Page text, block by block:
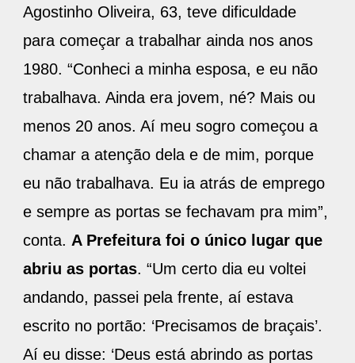
Agostinho Oliveira, 63, teve dificuldade
para começar a trabalhar ainda nos anos
1980. “Conheci a minha esposa, e eu não
trabalhava. Ainda era jovem, né? Mais ou
menos 20 anos. Aí meu sogro começou a
chamar a atenção dela e de mim, porque
eu não trabalhava. Eu ia atrás de emprego
e sempre as portas se fechavam pra mim”,
conta. A Prefeitura foi o único lugar que
abriu as portas. “Um certo dia eu voltei
andando, passei pela frente, aí estava
escrito no portão: ‘Precisamos de braçais’.
Aí eu disse: ‘Deus está abrindo as portas